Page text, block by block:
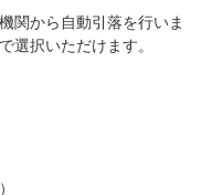
関から自動引落を行いま
選択いただけます。